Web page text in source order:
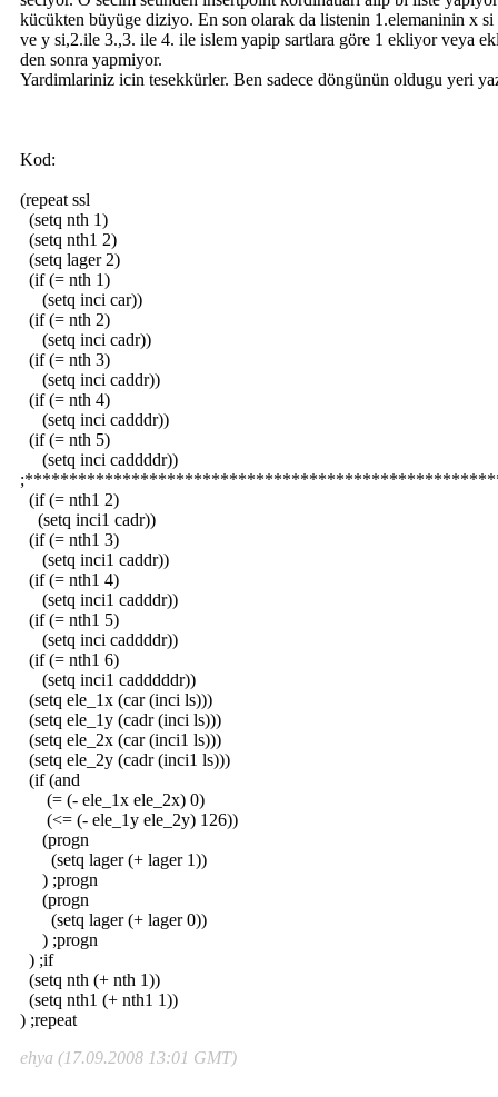
kücükten büyüge diziyo. En son olarak da listenin 1.elemaninin x
ve y si,2.ile 3.,3. ile 4. ile islem yapip sartlara göre 1 ekliyor veya
den sonra yapmiyor.
Yardimlariniz icin tesekkürler. Ben sadece döngünün oldugu yeri
Kod:
(repeat ssl
(setq nth 1)
(setq nth1 2)
(setq lager 2)
(if (= nth 1)
(setq inci car))
(if (= nth 2)
(setq inci cadr))
(if (= nth 3)
(setq inci caddr))
(if (= nth 4)
(setq inci cadddr))
(if (= nth 5)
(setq inci caddddr))
(if (= nth1 2)
(setq inci1 cadr))
(if (= nth1 3)
(setq inci1 caddr))
(if (= nth1 4)
(setq inci1 cadddr))
(if (= nth1 5)
(setq inci caddddr))
(if (= nth1 6)
(setq inci1 cadddddr))
(setq ele_1x (car (inci ls)))
(setq ele_1y (cadr (inci ls)))
(setq ele_2x (car (inci1 ls)))
(setq ele_2y (cadr (inci1 ls)))
(if (and
(= (- ele_1x ele_2x) 0)
(<= (- ele_1y ele_2y) 126))
(progn
(setq lager (+ lager 1))
) ;progn
(progn
(setq lager (+ lager 0))
) ;progn
) ;if
(setq nth (+ nth 1))
(setq nth1 (+ nth1 1))
) ;repeat
ehya (17.09.2008 13:01 GMT)